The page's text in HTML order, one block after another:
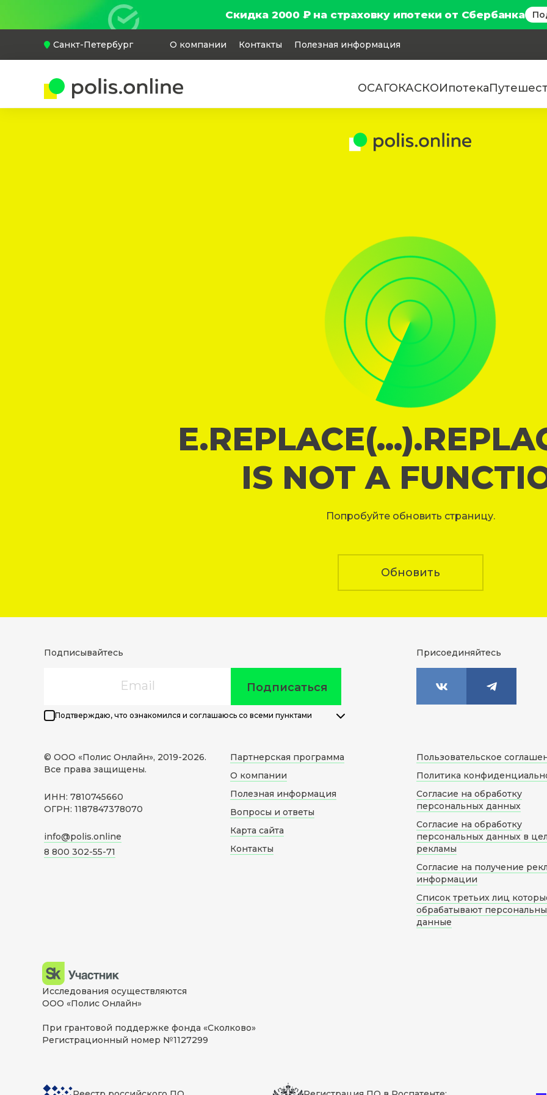
Скидка 2000 ₽ на страховку ипотеки от Сбербанка
Санкт-Петербург О компании Контакты Полезная информация
ОСАГОКАСКОИпотека
IS NOT A
Попробуйте обновить страницу.
Обновить
Подписывайтесь
Подписаться
Подтверждаю, что ознакомился и соглашаюсь со всеми пунктами
Присоединяйтесь
© ООО «Полис Онлайн», 2019-2026.
Все права защищены.
ИНН: 7810745660
ОГРН: 1187847378070
info@polis.online
8 800 302-55-71
Партнерская программа
О компании
Полезная информация
Вопросы и ответы
Карта сайта
Контакты
Пользовательское
Политика
Согласие на обработку
персональных данных
Согласие на обработку
персональных данных в
рекламы
Согласие на получение
информации
Список третьих лиц
обрабатывают
данные
Исследования осуществляются
ООО «Полис Онлайн»
При грантовой поддержке фонда «Сколково»
Регистрационный номер №1127299